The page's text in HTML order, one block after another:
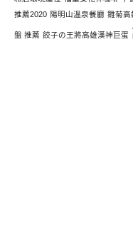
推薦2020 陽明山溫泉餐廳 雛菊高
盤 推薦 餃子の王將高雄漢神巨蛋